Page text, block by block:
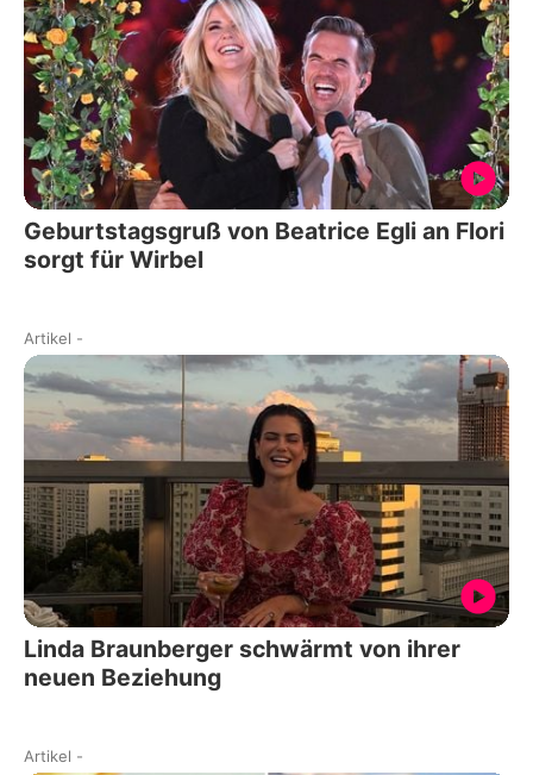
Geburtstagsgruß von Beatrice Egli an Flori
sorgt für Wirbel
Artikel -
Linda Braunberger schwärmt von ihrer
neuen Beziehung
Artikel -